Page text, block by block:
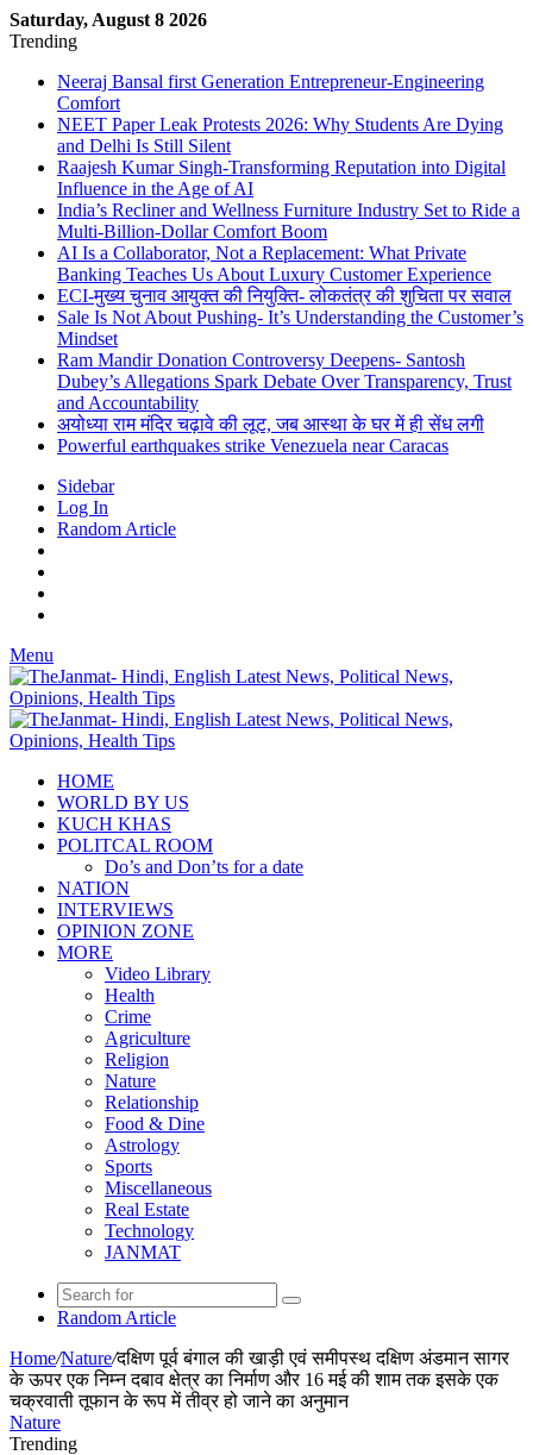
Saturday, August 8 2026
Trending
Neeraj Bansal first Generation Entrepreneur-Engineering
Comfort
NEET Paper Leak Protests 2026: Why Students Are Dying
and Delhi Is Still Silent
Raajesh Kumar Singh-Transforming Reputation into Digital
Influence in the Age of AI
India’s Recliner and Wellness Furniture Industry Set to Ride a
Multi-Billion-Dollar Comfort Boom
AI Is a Collaborator, Not a Replacement: What Private
Banking Teaches Us About Luxury Customer Experience
ECI-मुख्य चुनाव आयुक्त की नियुक्ति- लोकतंत्र की शुचिता पर सवाल
Sale Is Not About Pushing- It’s Understanding the Customer’s
Mindset
Ram Mandir Donation Controversy Deepens- Santosh
Dubey’s Allegations Spark Debate Over Transparency, Trust
and Accountability
अयोध्या राम मंदिर चढ़ावे की लूट, जब आस्था के घर में ही सेंध लगी
Powerful earthquakes strike Venezuela near Caracas
Sidebar
Log In
Random Article
Menu
HOME
WORLD BY US
KUCH KHAS
POLITCAL ROOM
Do’s and Don’ts for a date
NATION
INTERVIEWS
OPINION ZONE
MORE
Video Library
Health
Crime
Agriculture
Religion
Nature
Relationship
Food & Dine
Astrology
Sports
Miscellaneous
Real Estate
Technology
JANMAT
Random Article
Home/Nature/दक्षिण पूर्व बंगाल की खाड़ी एवं समीपस्थ दक्षिण अंडमान सागर
के ऊपर एक निम्न दबाव क्षेत्र का निर्माण और 16 मई की शाम तक इसके एक
चक्रवाती तूफान के रूप में तीव्र हो जाने का अनुमान
Nature
Trending